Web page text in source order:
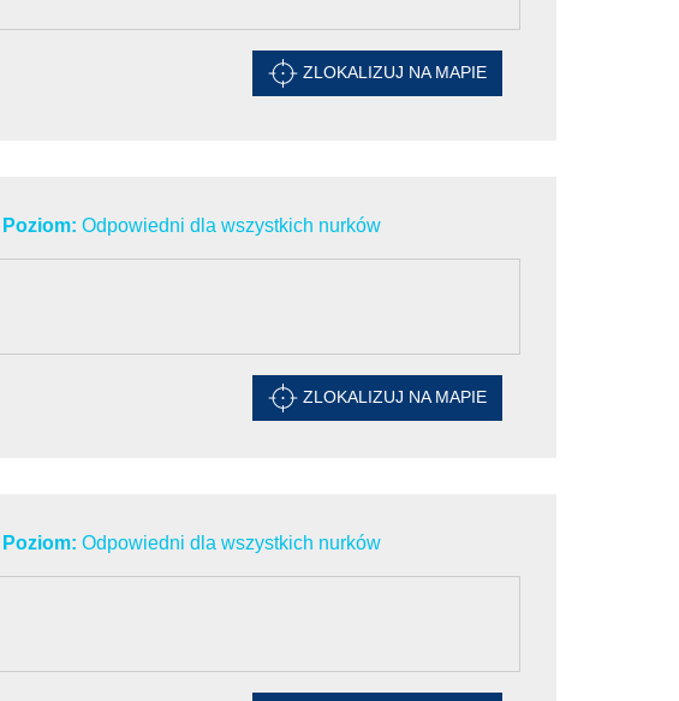
ZLOKALIZUJ NA MAPIE
Poziom: Odpowiedni dla wszystkich nurków
ZLOKALIZUJ NA MAPIE
Poziom: Odpowiedni dla wszystkich nurków